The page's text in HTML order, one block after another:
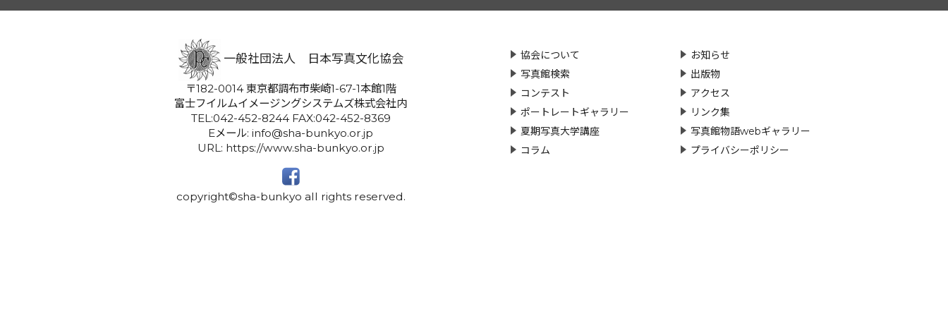
協会について
写真館検索
コンテスト
ポートレートギャラリー
夏期写真大学講座
コラム
お知らせ
出版物
アクセス
リンク集
写真館物語webギャラリー
プライバシーポリシー
一般社団法人 日本写真文化協会
〒182-0014 東京都調布市柴崎1-67-1本館1階
富士フイルムイメージングシステムズ株式会社内
TEL:042-452-8244 FAX:042-452-8369
Eメール: info@sha-bunkyo.or.jp
URL: https://www.sha-bunkyo.or.jp
copyright©sha-bunkyo all rights reserved.